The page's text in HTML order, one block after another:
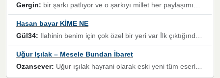
Gergin: bir şarkı patlıyor ve o şarkıyı millet her paylaşımın altına koyuyor ve öyle bir durum hal alıyor ki şarkıyı dinlemeden şarkıdan bikıyorsun Ama bu enteresan bir şekilde dillere dolanıyor millet olarak seviyoruz dertlerle boğuşurken bir yandan da göbek atmayi))) diyeceklerim bu kadar güzel hoş bir sayfa emeğinize sağlık arkadaşlar kolay gelsin
Hasan bayar KİME NE
Gül34: Ilahinin benim için çok özel bir yeri var İlk çıktığında komşum ne kadar yüksek sesle dinliyorsa orada duymuştum ve YouTube'dan aratıp Bu ilahiyi bulmuştum ve sonra müdavimi oldum günlük Ben de 3-5 kere dinleyip ezberleyip artık ilahiye bende eşlik ediyorum yüksek sesle Allah razı olsun hizmet nimettir Rabbim sizin zahmetlerinize de hayırlı nimetler versin Selam ve dua ile Allah'a emanet olun
Uğur Işılak – Mesele Bundan İbaret
Ozansever: Uğur ışılak hayrani olarak eski yeni tüm eserlerini keyifle huzurla dinleyenlerden birisiyim, emeğine saygı duyan gönül veren bunu en güzel şekilde sevenlerine ulaştıran siz değerli sayfa yöneticilerine de teşekkür ederim